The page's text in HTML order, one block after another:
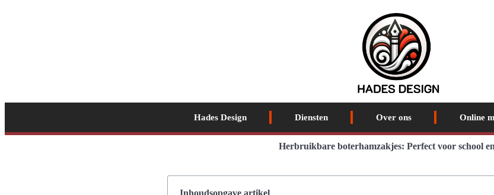
Hades Design Diensten Over ons Online
Herbruikbare boterhamzakjes: Perfect voor school
Inhoudsopgave artikel